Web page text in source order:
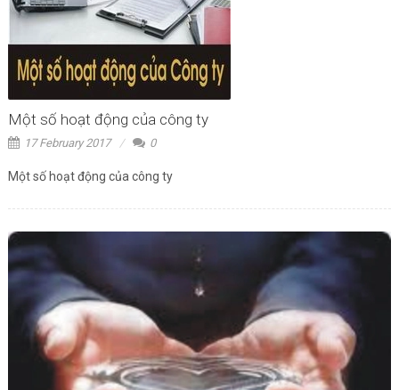
Một số hoạt động của công ty
17 February 2017 0
Một số hoạt động của công ty